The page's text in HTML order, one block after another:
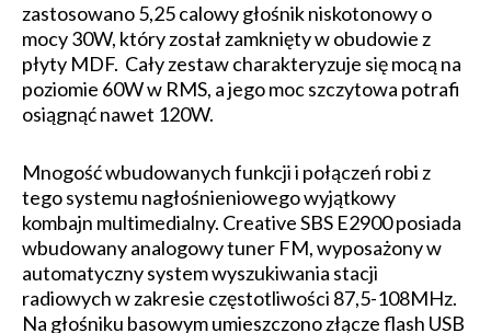
zastosowano 5,25 calowy głośnik niskotonowy o
mocy 30W, który został zamknięty w obudowie z
płyty MDF. Cały zestaw charakteryzuje się mocą na
poziomie 60W w RMS, a jego moc szczytowa potrafi
osiągnąć nawet 120W.
Mnogość wbudowanych funkcji i połączeń robi z
tego systemu nagłośnieniowego wyjątkowy
kombajn multimedialny. Creative SBS E2900 posiada
wbudowany analogowy tuner FM, wyposażony w
automatyczny system wyszukiwania stacji
radiowych w zakresie częstotliwości 87,5-108MHz.
Na głośniku basowym umieszczono złącze flash USB